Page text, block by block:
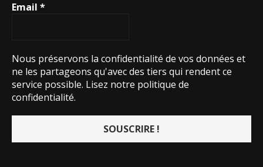
Email *
Nous préservons la confidentialité de vos données et
ne les partageons qu'avec des tiers qui rendent ce
service possible. Lisez notre politique de
confidentialité.